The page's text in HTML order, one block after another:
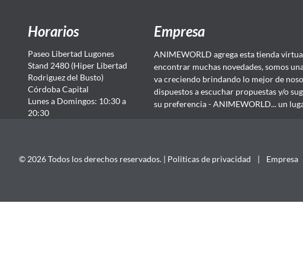
Horarios
Paseo Libertad Lugones
Stand 2480 (Hiper Libertad
Rodriguez del Busto)
Córdoba Capital
Lunes a Domingos: 10:30 a
20:30
Empresa
ANIMEWORLD agrega esta tienda
encontrar muchas novedades, somos
va creciendo brindando lo mejor de
dispuestos a escuchar propuestas y/o
su preferencia - ANIMEWORLD... un
© 2026 Todos los derechos reservados. | Politicas de privacidad | Empresa